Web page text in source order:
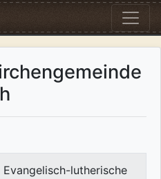
Evangelisch-lutherische